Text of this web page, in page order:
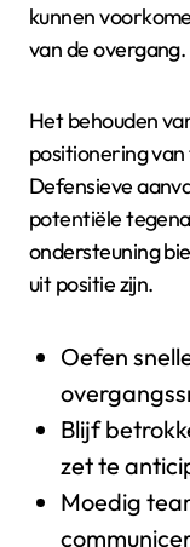
kunnen
van de overgang.
Het behouden
positionering
Defensieve
potentiële
ondersteuning
uit positie zijn.
Oefen
Blijf
zet te
Moedig